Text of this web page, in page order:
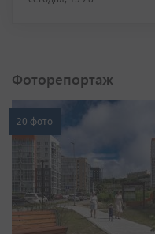
Фоторепортаж
20 фото